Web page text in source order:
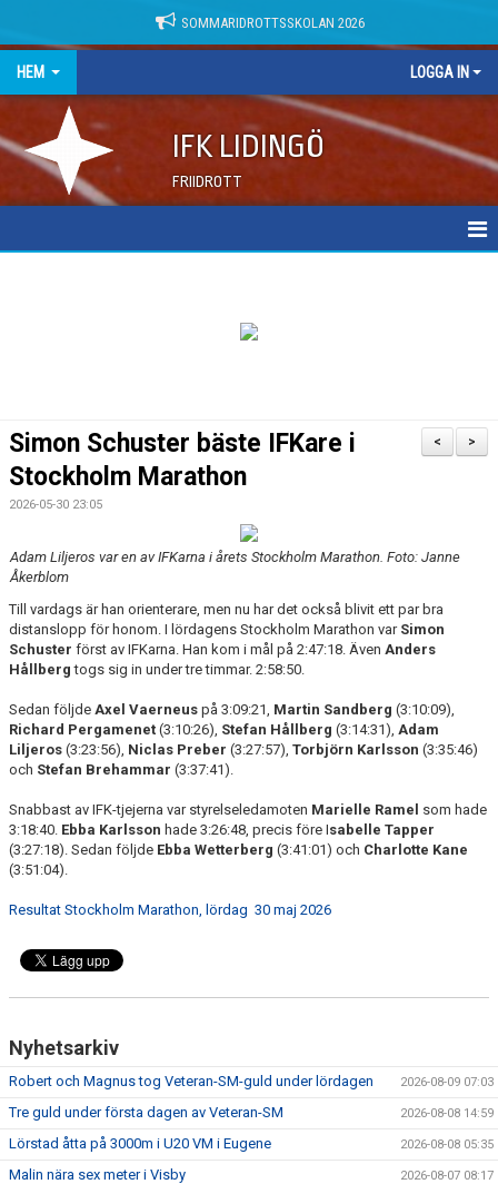
SOMMARIDROTTSSKOLAN 2026
HEM LOGGA IN
IFK LIDINGÖ
FRIIDROTT
>
<
Simon Schuster bäste IFKare i
Stockholm Marathon
2026-05-30 23:05
Adam Liljeros var en av IFKarna i årets Stockholm Marathon. Foto: Janne
Åkerblom
Till vardags är han orienterare, men nu har det också blivit ett par bra
distanslopp för honom. I lördagens Stockholm Marathon var Simon
Schuster först av IFKarna. Han kom i mål på 2:47:18. Även Anders
Hållberg togs sig in under tre timmar. 2:58:50.
Sedan följde Axel Vaerneus på 3:09:21, Martin Sandberg (3:10:09),
Richard Pergamenet (3:10:26), Stefan Hållberg (3:14:31), Adam
Liljeros (3:23:56), Niclas Preber (3:27:57), Torbjörn Karlsson (3:35:46)
och Stefan Brehammar (3:37:41).
Snabbast av IFK-tjejerna var styrelseledamoten Marielle Ramel som hade
3:18:40. Ebba Karlsson hade 3:26:48, precis före Isabelle Tapper
(3:27:18). Sedan följde Ebba Wetterberg (3:41:01) och Charlotte Kane
(3:51:04).
Resultat Stockholm Marathon, lördag 30 maj 2026
Nyhetsarkiv
Robert och Magnus tog Veteran-SM-guld under lördagen 2026-08-09 07:03
Tre guld under första dagen av Veteran-SM 2026-08-08 14:59
Lörstad åtta på 3000m i U20 VM i Eugene 2026-08-08 05:35
Malin nära sex meter i Visby 2026-08-07 08:17